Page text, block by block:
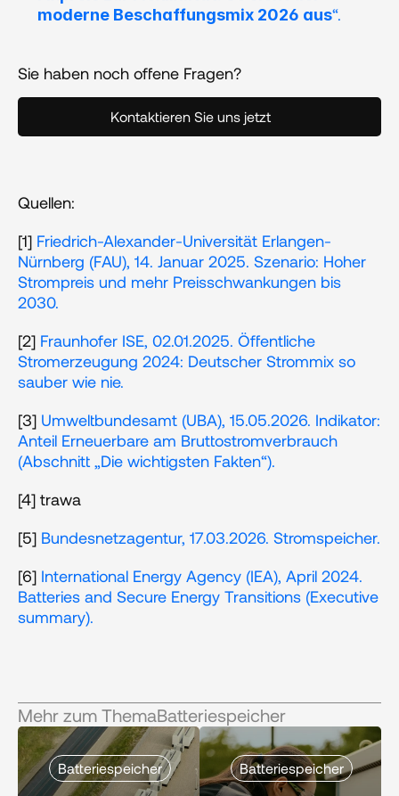
moderne Beschaffungsmix 2026 aus“.
Sie haben noch offene Fragen?
Kontaktieren Sie uns jetzt
Quellen:
[1] Friedrich-Alexander-Universität Erlangen-
Nürnberg (FAU), 14. Januar 2025. Szenario: Hoher
Strompreis und mehr Preisschwankungen bis
2030.
[2] Fraunhofer ISE, 02.01.2025. Öffentliche
Stromerzeugung 2024: Deutscher Strommix so
sauber wie nie.
[3] Umweltbundesamt (UBA), 15.05.2026. Indikator:
Anteil Erneuerbare am Bruttostromverbrauch
(Abschnitt „Die wichtigsten Fakten“).
[4] trawa
[5] Bundesnetzagentur, 17.03.2026. Stromspeicher.
[6] International Energy Agency (IEA), April 2024.
Batteries and Secure Energy Transitions (Executive
summary).
Mehr zum ThemaBatteriespeicher
Batteriespeicher Batteriespeicher